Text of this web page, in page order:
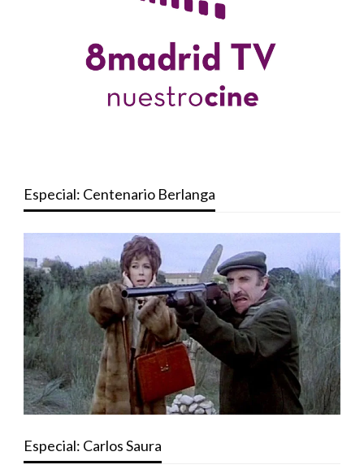
Especial: Centenario Berlanga
Especial: Carlos Saura